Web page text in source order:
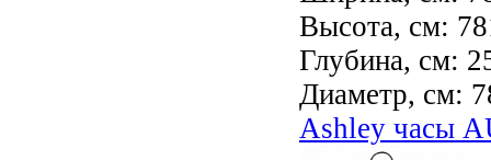
Высота, см:
Глубина, см:
Диаметр, см:
Ashley часы